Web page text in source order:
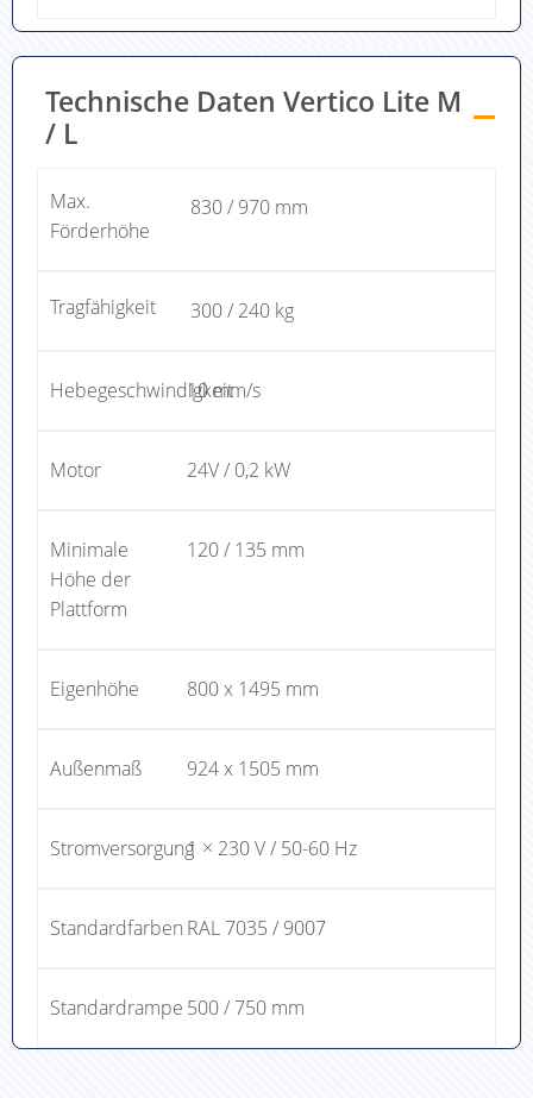
Technische Daten Vertico Lite M
/ L
Max.
Förderhöhe
830 / 970 mm
Tragfähigkeit 300 / 240 kg
Hebegeschwindigkeit
10 mm/s
Motor 24V / 0,2 kW
Minimale
Höhe der
Plattform
120 / 135 mm
Eigenhöhe 800 x 1495 mm
Außenmaß 924 x 1505 mm
Stromversorgung1 × 230 V / 50-60 Hz
Standardfarben RAL 7035 / 9007
Standardrampe 500 / 750 mm